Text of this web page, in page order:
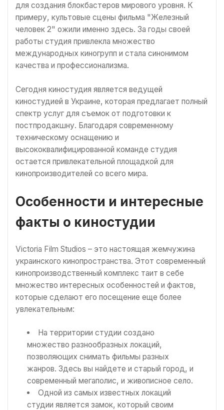
для создания блокбастеров мирового уровня. К
примеру, культовые сцены фильма "Железный
человек 2" ожили именно здесь. За годы своей
работы студия привлекла множество
международных киногрупп и стала синонимом
качества и профессионализма.
Сегодня киностудия является ведущей
киностудией в Украине, которая предлагает полный
спектр услуг для съемок от подготовки к
постпродакшну. Благодаря современному
техническому оснащению и
высококвалифицированной команде студия
остается привлекательной площадкой для
кинопроизводителей со всего мира.
Особенности и интересные
факты о киностудии
Victoria Film Studios – это настоящая жемчужина
украинского кинопространства. Этот современный
кинопроизводственный комплекс таит в себе
множество интересных особенностей и фактов,
которые сделают его посещение еще более
увлекательным:
На территории студии создано
множество разнообразных локаций,
позволяющих снимать фильмы разных
жанров. Здесь вы найдете и старый город, и
современный мегаполис, и живописное село.
Одной из самых известных локаций
студии является замок, который своим